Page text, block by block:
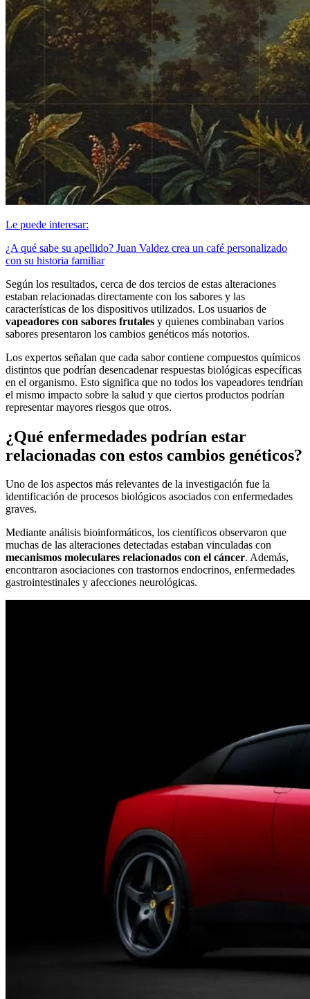
Le puede interesar:
¿A qué sabe su apellido? Juan Valdez crea un café personalizado
con su historia familiar
Según los resultados, cerca de dos tercios de estas alteraciones
estaban relacionadas directamente con los sabores y las
características de los dispositivos utilizados. Los usuarios de
vapeadores con sabores frutales y quienes combinaban varios
sabores presentaron los cambios genéticos más notorios.
Los expertos señalan que cada sabor contiene compuestos químicos
distintos que podrían desencadenar respuestas biológicas específicas
en el organismo. Esto significa que no todos los vapeadores tendrían
el mismo impacto sobre la salud y que ciertos productos podrían
representar mayores riesgos que otros.
¿Qué enfermedades podrían estar
relacionadas con estos cambios genéticos?
Uno de los aspectos más relevantes de la investigación fue la
identificación de procesos biológicos asociados con enfermedades
graves.
Mediante análisis bioinformáticos, los científicos observaron que
muchas de las alteraciones detectadas estaban vinculadas con
mecanismos moleculares relacionados con el cáncer. Además,
encontraron asociaciones con trastornos endocrinos, enfermedades
gastrointestinales y afecciones neurológicas.